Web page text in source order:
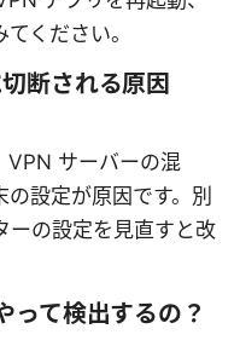
ください。
断される原因
VPN サーバーの混
設定が原因です。別
ーの設定を見直すと改
って検出するの？